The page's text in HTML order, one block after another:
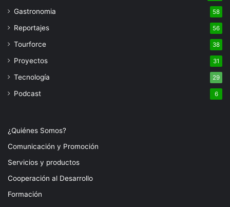
Gastronomia 58
Reportajes 56
Tourforce 38
Proyectos 31
Tecnología 29
Podcast 6
¿Quiénes Somos?
Comunicación y Promoción
Servicios y productos
Cooperación al Desarrollo
Formación